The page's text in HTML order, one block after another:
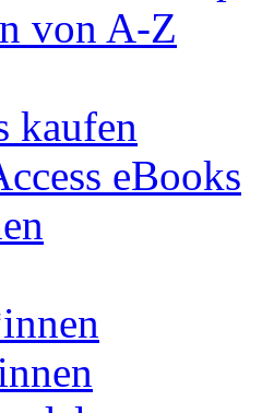
von A-Z
kaufen
eBooks